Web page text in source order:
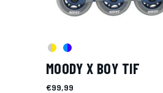
MOODY X BOY TIF
€99,99